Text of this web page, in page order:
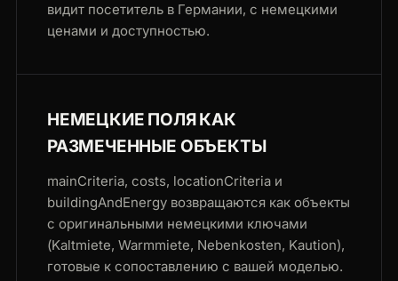
видит посетитель в Германии, с немецкими
ценами и доступностью.
НЕМЕЦКИЕ ПОЛЯ КАК
РАЗМЕЧЕННЫЕ ОБЪЕКТЫ
mainCriteria, costs, locationCriteria и
buildingAndEnergy возвращаются как объекты
с оригинальными немецкими ключами
(Kaltmiete, Warmmiete, Nebenkosten, Kaution),
готовые к сопоставлению с вашей моделью.